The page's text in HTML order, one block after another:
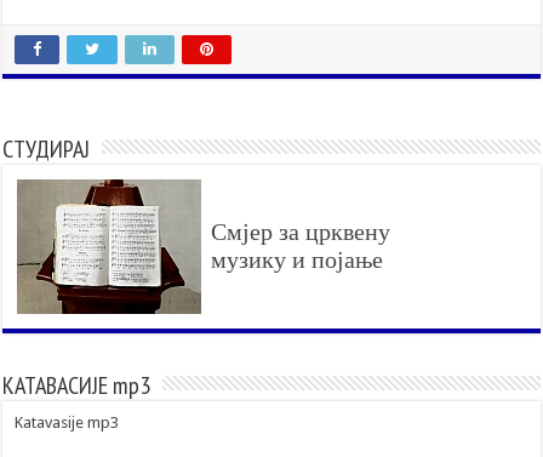
СТУДИРАЈ
Смјер за црквену
музику и појање
КАТАВАСИЈЕ mp3
Katavasije mp3